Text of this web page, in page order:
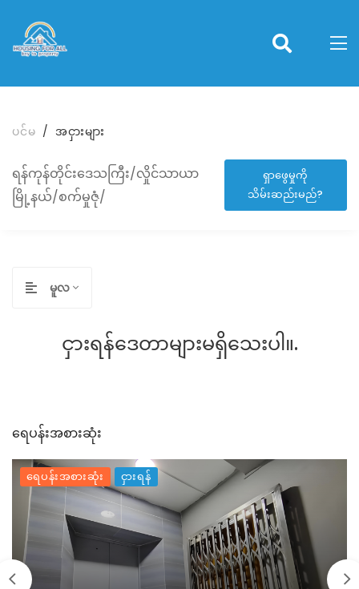
ပင်မ အငှားများ
ရန်ကုန်တိုင်းဒေသကြီး/လှိုင်သာယာ
မြို့နယ်/စက်မှုဇုံ/
ရှာဖွေမှုကို
သိမ်းဆည်းမည်?
မူလ
ငှားရန်ဒေတာများမရှိသေးပါ။.
ရေပန်းအစားဆုံး
ရေပန်းအစားဆုံး ငှားရန်